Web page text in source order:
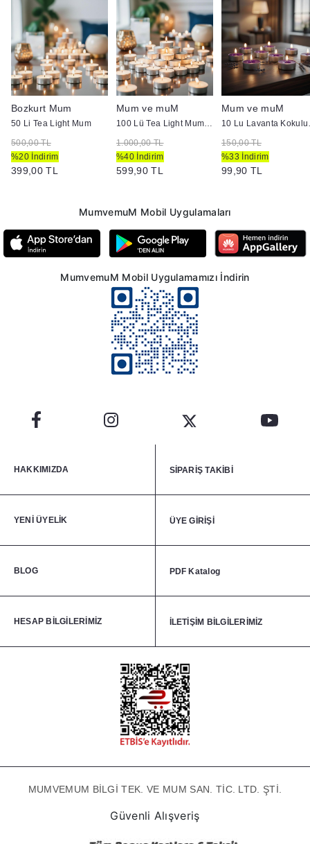
Bozkurt Mum
50 Li Tea Light Mum
500,00 TL
%20 İndirim
399,00 TL
Mum ve muM
100 Lü Tea Light Mum 4 + Saat
1.000,00 TL
%40 İndirim
599,90 TL
Mum ve muM
10
150,00 TL
%33 İndirim
99,90 TL
MumvemuM Mobil Uygulamaları
MumvemuM Mobil Uygulamamızı İndirin
HAKKIMIZDA SİPARİŞ TAKİBİ
YENİ ÜYELİK ÜYE GİRİŞİ
BLOG PDF Katalog
HESAP BİLGİLERİMİZ İLETİŞİM BİLGİLERİMİZ
MUMVEMUM BİLGİ TEK. VE MUM SAN. TİC. LTD. ŞTİ.
Güvenli Alışveriş